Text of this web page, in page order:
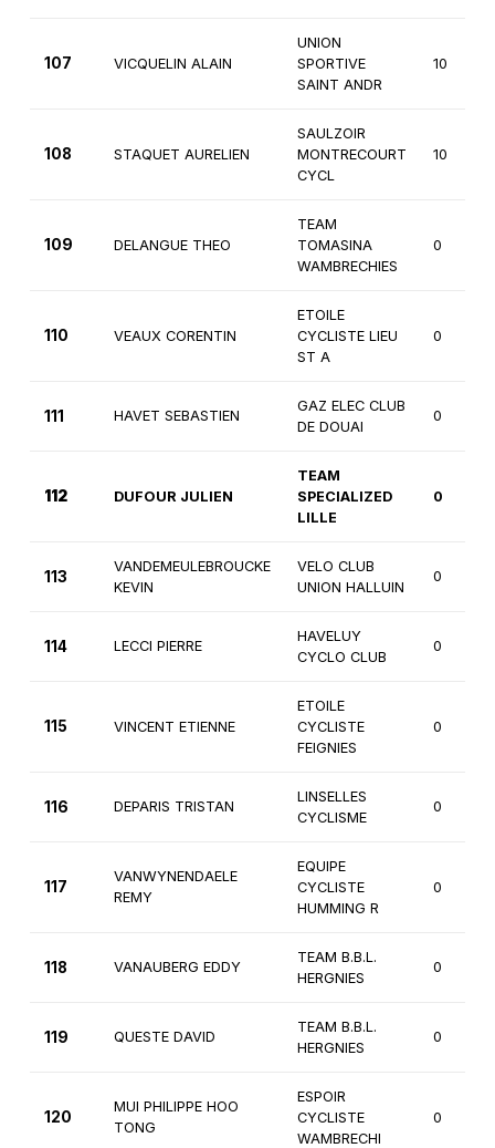
107 VICQUELIN ALAIN
UNION
SPORTIVE
SAINT ANDR
10
108 STAQUET AURELIEN
SAULZOIR
MONTRECOURT
CYCL
10
109 DELANGUE THEO
TEAM
TOMASINA
WAMBRECHIES
0
110 VEAUX CORENTIN
ETOILE
CYCLISTE LIEU
ST A
0
111 HAVET SEBASTIEN
GAZ ELEC CLUB
DE DOUAI
0
112 DUFOUR JULIEN
TEAM
SPECIALIZED
LILLE
0
113
VANDEMEULEBROUCKE
KEVIN
VELO CLUB
UNION HALLUIN
0
114 LECCI PIERRE
HAVELUY
CYCLO CLUB
0
115 VINCENT ETIENNE
ETOILE
CYCLISTE
FEIGNIES
0
116 DEPARIS TRISTAN
LINSELLES
CYCLISME
0
117
VANWYNENDAELE
REMY
EQUIPE
CYCLISTE
HUMMING R
0
118 VANAUBERG EDDY
TEAM B.B.L.
HERGNIES
0
119 QUESTE DAVID
TEAM B.B.L.
HERGNIES
0
120
MUI PHILIPPE HOO
TONG
ESPOIR
CYCLISTE
WAMBRECHI
0